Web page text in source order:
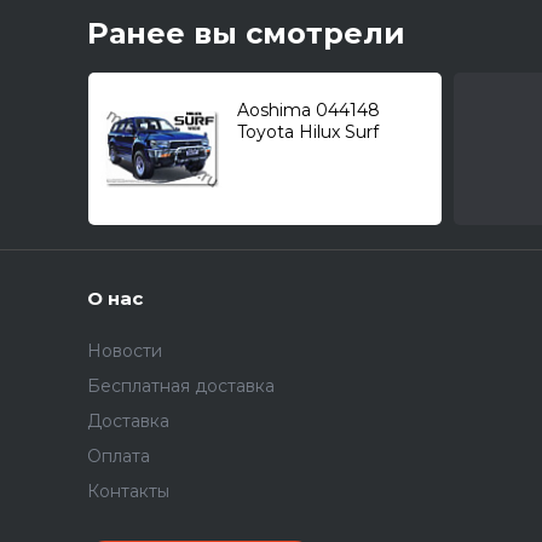
Ранее вы смотрели
Aoshima 044148
Toyota Hilux Surf
О нас
Новости
Бесплатная доставка
Доставка
Оплата
Контакты